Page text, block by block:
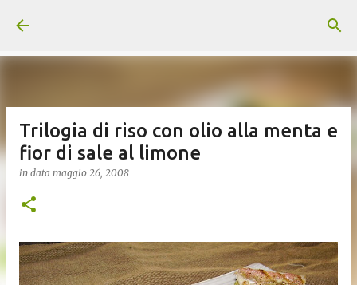
Trilogia di riso con olio alla menta e
fior di sale al limone
in data maggio 26, 2008